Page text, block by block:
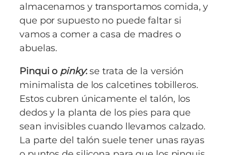
almacenamos y transportamos comida, y
que por supuesto no puede faltar si
vamos a comer a casa de madres o
abuelas.
Pinqui o pinky:se trata de la versión
minimalista de los calcetines tobilleros.
Estos cubren únicamente el talón, los
dedos y la planta de los pies para que
sean invisibles cuando llevamos calzado.
La parte del talón suele tener unas rayas